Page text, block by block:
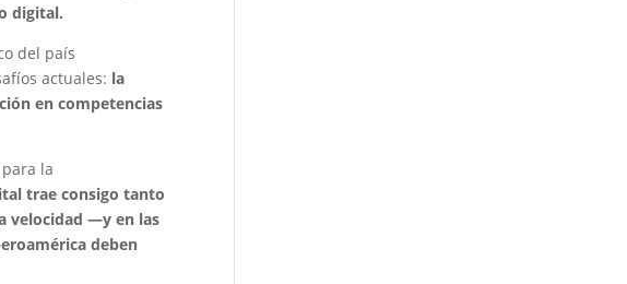
digital.
del país
actuales: la
en competencias
la
trae consigo tanto
velocidad —y en las
deben